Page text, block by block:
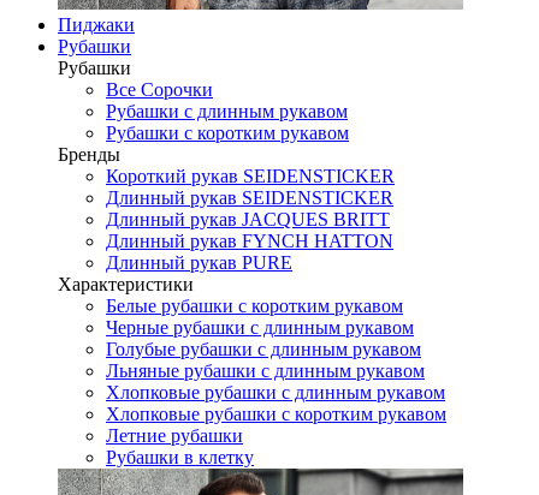
Пиджаки
Рубашки
Рубашки
Все Сорочки
Рубашки с длинным рукавом
Рубашки с коротким рукавом
Бренды
Короткий рукав SEIDENSTICKER
Длинный рукав SEIDENSTICKER
Длинный рукав JAСQUES BRITT
Длинный рукав FYNCH HATTON
Длинный рукав PURE
Характеристики
Белые рубашки с коротким рукавом
Черные рубашки с длинным рукавом
Голубые рубашки с длинным рукавом
Льняные рубашки с длинным рукавом
Хлопковые рубашки с длинным рукавом
Хлопковые рубашки с коротким рукавом
Летние рубашки
Рубашки в клетку